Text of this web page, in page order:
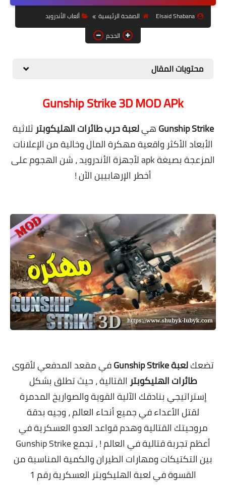
تحديث الرسيفرات
أنظمة تشغيل Windows
قصة وعبرة
حماية
أخبار وتكنولوجيا
أدوات كهربائية
كوميدي
معلومات عامة
Elsaid Shabana الصفحة الرئيسية
ألعاب الأندرويد
الحجم
محتويات المقال
Gunship Strike 3D MOD APk
Gunship Strikeهيلعبة حرب طائرات الهليكوبترثلاثية
الأبعاد الأكثر واقعية مهكرة المال وخالية من الإعلانات
المزعجة بصيغة apk لأجهزة الأندرويد ، شن الهجوم على
أخطر الإرهابيين الآن !
تضعكلعبة Gunship Strike
في مقعد المدفعي لأقوى
طائرات الهليكوبتر القتالية ، حيث تطلق بشكل
إستراتيجي بنادقك الآلية القوية والصواريخ المدمرة
لقتل الأعداء في جميع أنحاء العالم ، وجيه بدقة
مروحيتك القتالية وهدم قواعد العدو العسكرية في
أعظم تجربة قتالية في العالم ! ، تجمع Gunship Strike
بين التكتيكات ومهارات الطيران والكمية المناسبة من
القسوة في لعبة الهليكوبتر العسكرية رقم 1